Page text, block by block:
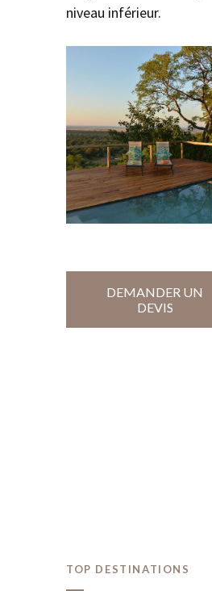
niveau inférieur.
DEMANDER UN
DEVIS
TOP DESTINATIONS